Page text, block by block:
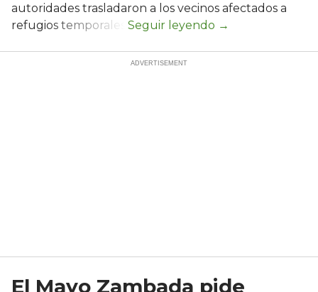
autoridades trasladaron a los vecinos afectados a
refugios temporales.
El Mayo Zambada pide